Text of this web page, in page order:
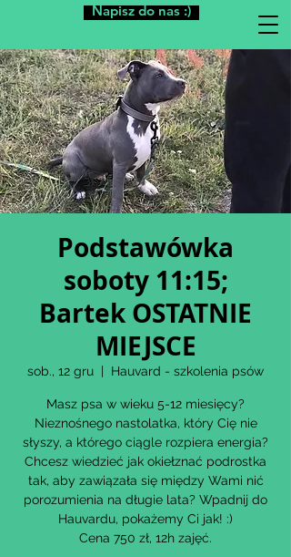
Napisz do nas :)
Podstawówka
soboty 11:15;
Bartek OSTATNIE
MIEJSCE
sob., 12 gru
  |
Hauvard - szkolenia psów
Masz psa w wieku 5-12 miesięcy?
Nieznośnego nastolatka, który Cię nie
słyszy, a którego ciągle rozpiera energia?
Chcesz wiedzieć jak okiełznać podrostka
tak, aby zawiązała się między Wami nić
porozumienia na długie lata? Wpadnij do
Hauvardu, pokażemy Ci jak! :)
Cena 750 zł, 12h zajęć.